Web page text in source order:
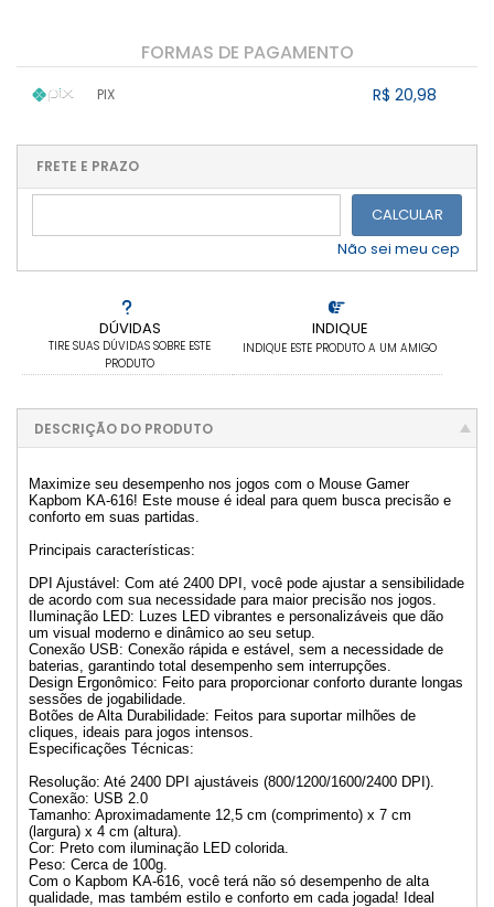
DÚVIDAS
TIRE SUAS DÚVIDAS SOBRE ESTE
PRODUTO
INDIQUE
INDIQUE ESTE PRODUTO A UM AMIGO
FORMAS DE PAGAMENTO
PIX R$ 20,98
...
....
FRETE E PRAZO
CALCULAR
Não sei meu cep
DESCRIÇÃO DO PRODUTO
Maximize seu desempenho nos jogos com o Mouse Gamer
Kapbom KA-616! Este mouse é ideal para quem busca precisão e
conforto em suas partidas.
Principais características:
DPI Ajustável: Com até 2400 DPI, você pode ajustar a sensibilidade
de acordo com sua necessidade para maior precisão nos jogos.
Iluminação LED: Luzes LED vibrantes e personalizáveis que dão
um visual moderno e dinâmico ao seu setup.
Conexão USB: Conexão rápida e estável, sem a necessidade de
baterias, garantindo total desempenho sem interrupções.
Design Ergonômico: Feito para proporcionar conforto durante longas
sessões de jogabilidade.
Botões de Alta Durabilidade: Feitos para suportar milhões de
cliques, ideais para jogos intensos.
Especificações Técnicas:
Resolução: Até 2400 DPI ajustáveis (800/1200/1600/2400 DPI).
Conexão: USB 2.0
Tamanho: Aproximadamente 12,5 cm (comprimento) x 7 cm
(largura) x 4 cm (altura).
Cor: Preto com iluminação LED colorida.
Peso: Cerca de 100g.
Com o Kapbom KA-616, você terá não só desempenho de alta
qualidade, mas também estilo e conforto em cada jogada! Ideal